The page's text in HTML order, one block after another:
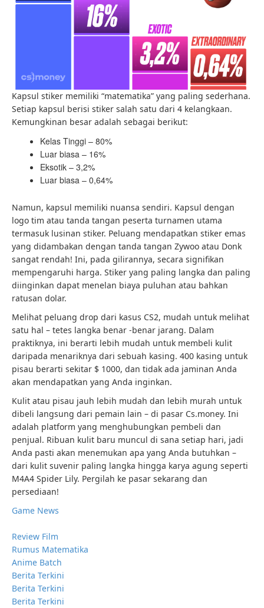
Kapsul stiker memiliki “matematika” yang paling sederhana.
Setiap kapsul berisi stiker salah satu dari 4 kelangkaan.
Kemungkinan besar adalah sebagai berikut:
Kelas Tinggi – 80%
Luar biasa – 16%
Eksotik – 3,2%
Luar biasa – 0,64%
Namun, kapsul memiliki nuansa sendiri. Kapsul dengan
logo tim atau tanda tangan peserta turnamen utama
termasuk lusinan stiker. Peluang mendapatkan stiker emas
yang didambakan dengan tanda tangan Zywoo atau Donk
sangat rendah! Ini, pada gilirannya, secara signifikan
mempengaruhi harga. Stiker yang paling langka dan paling
diinginkan dapat menelan biaya puluhan atau bahkan
ratusan dolar.
Melihat peluang drop dari kasus CS2, mudah untuk melihat
satu hal – tetes langka benar -benar jarang. Dalam
praktiknya, ini berarti lebih mudah untuk membeli kulit
daripada menariknya dari sebuah kasing. 400 kasing untuk
pisau berarti sekitar $ 1000, dan tidak ada jaminan Anda
akan mendapatkan yang Anda inginkan.
Kulit atau pisau jauh lebih mudah dan lebih murah untuk
dibeli langsung dari pemain lain – di pasar Cs.money. Ini
adalah platform yang menghubungkan pembeli dan
penjual. Ribuan kulit baru muncul di sana setiap hari, jadi
Anda pasti akan menemukan apa yang Anda butuhkan –
dari kulit suvenir paling langka hingga karya agung seperti
M4A4 Spider Lily. Pergilah ke pasar sekarang dan
persediaan!
Game News
Review Film
Rumus Matematika
Anime Batch
Berita Terkini
Berita Terkini
Berita Terkini